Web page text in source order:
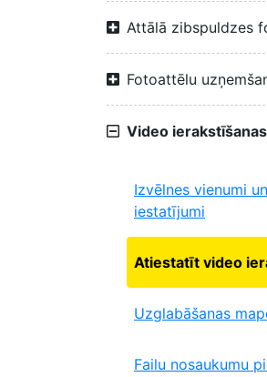
Attālā zibspuldzes
Fotoattēlu
Video
Izvēlnes vienumi
iestatījumi
Atiestatīt video
Uzglabāšanas
Failu nosaukumu